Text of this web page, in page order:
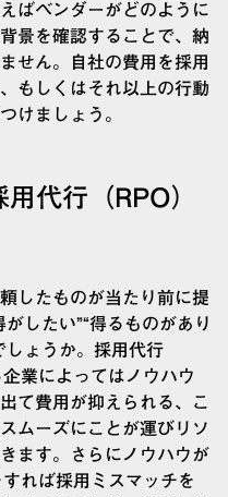
ばベンダーがどのように
景を確認することで、納
せん。自社の費用を採用
もしくはそれ以上の行動
けましょう。
代行（RPO）
したものが当たり前に提
がしたい”“得るものがあり
しょうか。採用代行
業によってはノウハウ
て費用が抑えられる、こ
ムーズにことが運びリソ
ます。さらにノウハウが
れば採用ミスマッチを